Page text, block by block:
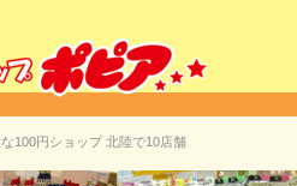
100円ショップ 北陸で10店舗